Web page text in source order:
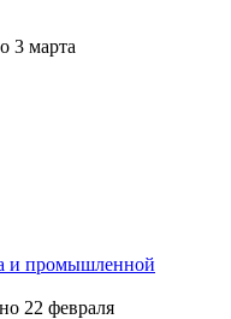
3 марта
и промышленной
22 февраля